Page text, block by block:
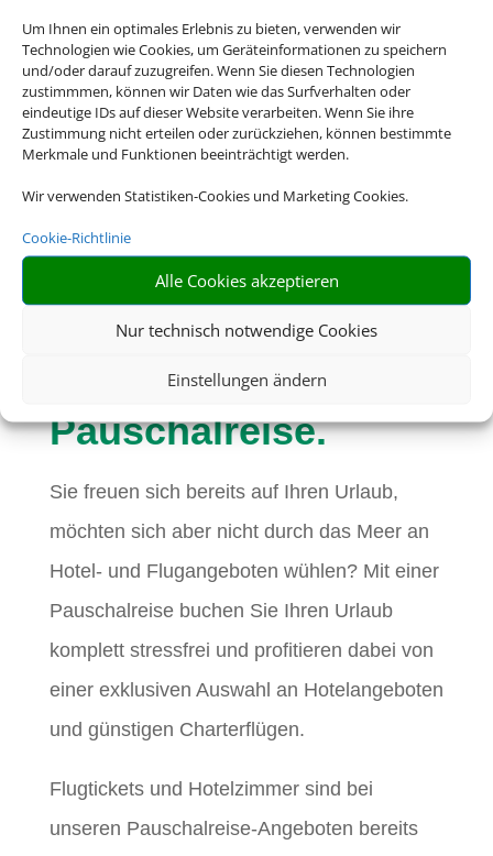
Um Ihnen ein optimales Erlebnis zu bieten, verwenden wir
Technologien wie Cookies, um Geräteinformationen zu speichern
und/oder darauf zuzugreifen. Wenn Sie diesen Technologien
zustimmmen, können wir Daten wie das Surfverhalten oder
eindeutige IDs auf dieser Website verarbeiten. Wenn Sie ihre
Zustimmung nicht erteilen oder zurückziehen, können bestimmte
Merkmale und Funktionen beeinträchtigt werden.
Wir verwenden Statistiken-Cookies und Marketing Cookies.
Cookie-Richtlinie
Alle Cookies akzeptieren
Nur technisch notwendige Cookies
Einstellungen ändern
Eine Buchung –
alles drin. Buchen
Sie jetzt eine
Pauschalreise.
Sie freuen sich bereits auf Ihren Urlaub,
möchten sich aber nicht durch das Meer an
Hotel- und Flugangeboten wühlen? Mit einer
Pauschalreise buchen Sie Ihren Urlaub
komplett stressfrei und profitieren dabei von
einer exklusiven Auswahl an Hotelangeboten
und günstigen Charterflügen.
Flugtickets und Hotelzimmer sind bei
unseren Pauschalreise-Angeboten bereits